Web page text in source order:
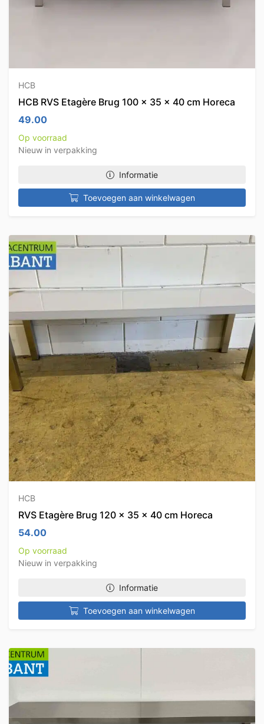
HCB
HCB RVS Etagère Brug 100 x 35 x 40 cm Horeca
49.00
Op voorraad
Nieuw in verpakking
Informatie
Toevoegen aan winkelwagen
HCB
RVS Etagère Brug 120 x 35 x 40 cm Horeca
54.00
Op voorraad
Nieuw in verpakking
Informatie
Toevoegen aan winkelwagen